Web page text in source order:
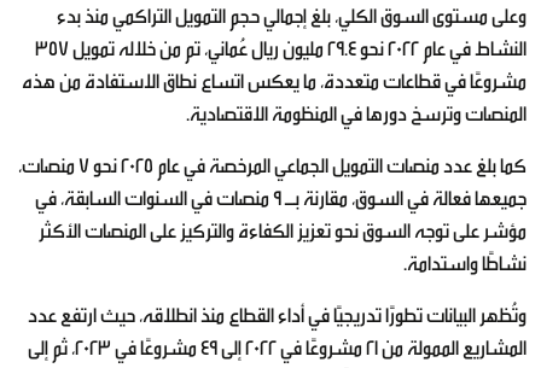
وعلى مستوى السوق الكلي، بلغ إجمالي حجم التمويل التراكمي منذ بدء
النشاط في عام 2022 نحو 29.4 مليون ريال عُماني، تم من خلاله تمويل 357
مشروعًا في قطاعات متعددة، ما يعكس اتساع نطاق الاستفادة من هذه
المنصات وترسخ دورها في المنظومة الاقتصادية.
كما بلغ عدد منصات التمويل الجماعي المرخصة في عام 2025 نحو 7 منصات،
جميعها فعالة في السوق، مقارنة بـ 9 منصات في السنوات السابقة، في
مؤشر على توجه السوق نحو تعزيز الكفاءة والتركيز على المنصات الأكثر
نشاطًا واستدامة.
وتُظهر البيانات تطورًا تدريجيًا في أداء القطاع منذ انطلاقه، حيث ارتفع عدد
المشاريع الممولة من 21 مشروعًا في 2022 إلى 49 مشروعًا في 2023، ثم إلى